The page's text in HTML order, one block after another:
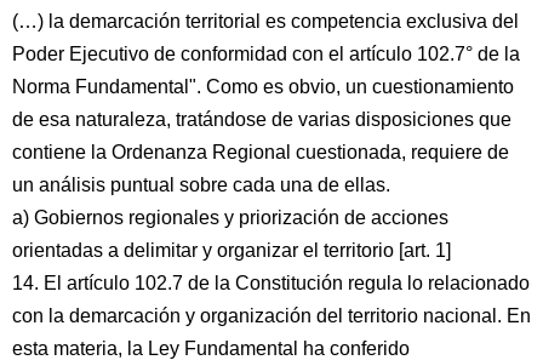
(…) la demarcación territorial es competencia exclusiva del
Poder Ejecutivo de conformidad con el artículo 102.7° de la
Norma Fundamental". Como es obvio, un cuestionamiento
de esa naturaleza, tratándose de varias disposiciones que
contiene la Ordenanza Regional cuestionada, requiere de
un análisis puntual sobre cada una de ellas.
a) Gobiernos regionales y priorización de acciones
orientadas a delimitar y organizar el territorio [art. 1]
14. El artículo 102.7 de la Constitución regula lo relacionado
con la demarcación y organización del territorio nacional. En
esta materia, la Ley Fundamental ha conferido